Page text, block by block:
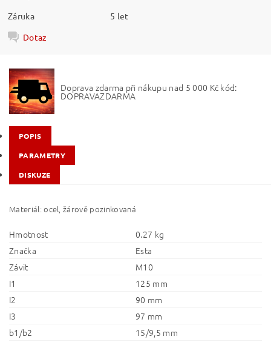
Záruka
5 let
Dotaz
Doprava zdarma při nákupu nad 5 000 Kč kód:
DOPRAVAZDARMA
POPIS
PARAMETRY
DISKUZE
Materiál: ocel, žárově pozinkovaná
Hmotnost
0.27 kg
Značka
Esta
Závit
M10
I1
125 mm
I2
90 mm
I3
97 mm
b1/b2
15/9,5 mm